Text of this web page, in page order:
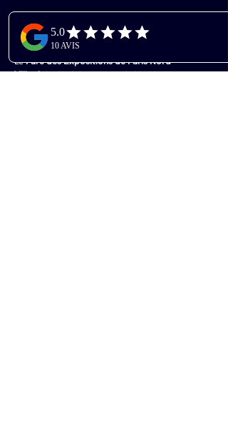
Paris Nord Villepinte – Hall 6
Le Parc des Expositions de Paris Nord
Villepinte (ZAC Paris Nord 2, 93420 Villepinte)